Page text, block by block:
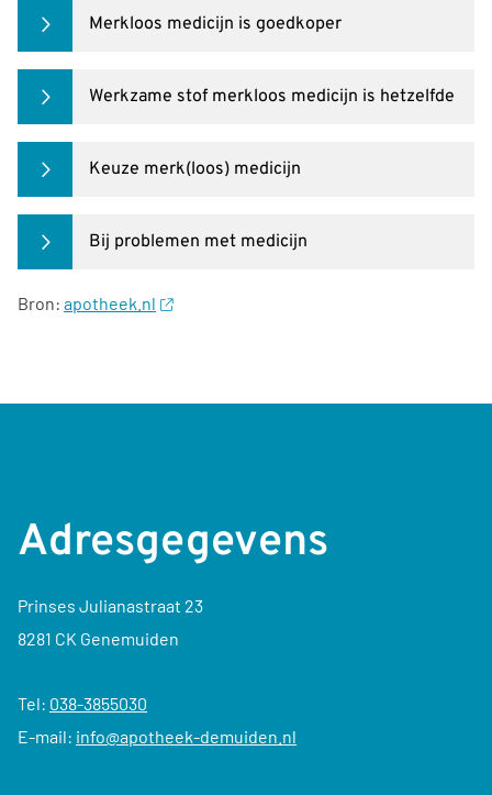
Merkloos medicijn is goedkoper
Werkzame stof merkloos medicijn is hetzelfde
Keuze merk(loos) medicijn
Bij problemen met medicijn
Bron: apotheek.nl
Adresgegevens
Prinses Julianastraat 23
8281 CK Genemuiden
Tel: 038-3855030
E-mail: info@apotheek-demuiden.nl